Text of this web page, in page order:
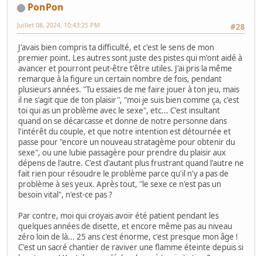
PonPon
#28
Juillet 08, 2024, 10:43:25 PM
J'avais bien compris ta difficulté, et c'est le sens de mon
premier point. Les autres sont juste des pistes qui m'ont aidé à
avancer et pourront peut-être t'être utiles. J'ai pris la même
remarque à la figure un certain nombre de fois, pendant
plusieurs années. "Tu essaies de me faire jouer à ton jeu, mais
il ne s'agit que de ton plaisir", "moi je suis bien comme ça, c'est
toi qui as un problème avec le sexe", etc... C'est insultant
quand on se décarcasse et donne de notre personne dans
l'intérêt du couple, et que notre intention est détournée et
passe pour "encore un nouveau stratagème pour obtenir du
sexe", ou une lubie passagère pour prendre du plaisir aux
dépens de l'autre. C'est d'autant plus frustrant quand l'autre ne
fait rien pour résoudre le problème parce qu'il n'y a pas de
problème à ses yeux. Après tout, "le sexe ce n'est pas un
besoin vital", n'est-ce pas ?
Par contre, moi qui croyais avoir été patient pendant les
quelques années de disette, et encore même pas au niveau
zéro loin de là... 25 ans c'est énorme, c'est presque mon âge !
C'est un sacré chantier de raviver une flamme éteinte depuis si